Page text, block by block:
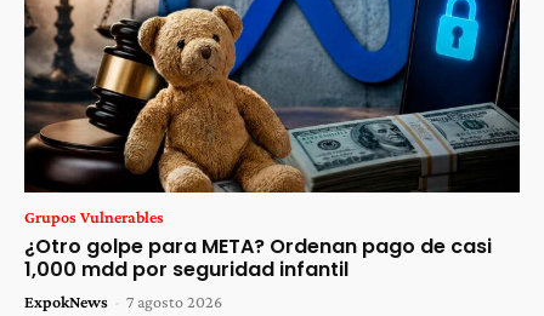
Grupos Vulnerables
¿Otro golpe para META? Ordenan pago de casi
1,000 mdd por seguridad infantil
ExpokNews - 7 agosto 2026